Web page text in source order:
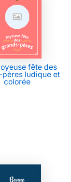
fête des
ludique et
colorée